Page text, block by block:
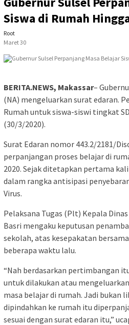
Siswa di Rumah
Root
Maret 30
BERITA.NEWS, Makassar–
(NA) mengeluarkan surat edaran.
Rumah untuk siswa-siswi tingkat
(30/3/2020).
Surat Edaran nomor 443.2/2181/
perpanjangan proses belajar di
2020. Sejak ditetapkan pertama
dalam rangka antisipasi
Virus.
Pelaksana Tugas (Plt) Kepala
Basri mengaku keputusan
sekolah, atas kesepakatan
beberapa waktu lalu.
“Nah berdasarkan pertimbangan
untuk dilakukan atau
masa belajar di rumah. Jadi bukan
dipindahkan ke rumah itu
sesuai dengan surat edaran itu,”